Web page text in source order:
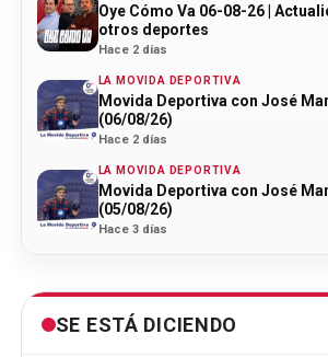
Oye Cómo Va 06-08-26 |
otros deportes
Hace 2 días
LA MOVIDA DEPORTIVA
Movida Deportiva con José
(06/08/26)
Hace 2 días
LA MOVIDA DEPORTIVA
Movida Deportiva con José
(05/08/26)
Hace 3 días
SE ESTÁ DICIENDO